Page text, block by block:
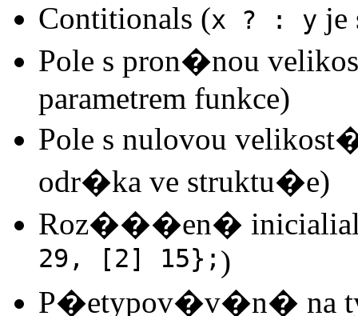
Contitionals (x ? : y
Pole s pron�nou
parametrem funkce)
Pole s nulovou
odr�ka ve struktu�e)
Roz���en�
29, [2] 15};)
P�etypov�v�n� na